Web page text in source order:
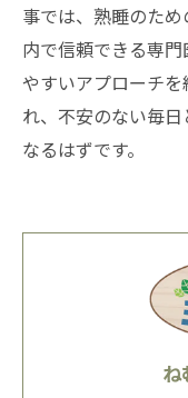
事では、熟睡のた
内で信頼できる専
やすいアプローチ
れ、不安のない毎
なるはずです。
ね